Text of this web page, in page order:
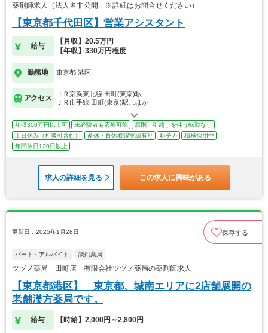
薬剤師求人（法人名非公開 ※詳細はお問合せください）
【東京都千代田区】営業アシスタント
給与
【月収】20.5万円
【年収】330万円程度
勤務地 東京都 港区
アクセス
ＪＲ京浜東北線 田町(東京)駅
ＪＲ山手線 田町(東京)駅…ほか
年収300万円以上可 未経験者も応募可能
原則、引越しを伴う転勤なし
土日休み（相談可含む）
産休・育休取得実績有り 駅チカ
積極採用中
年間休日120日以上
求人の詳細を見る この求人に興味がある
更新日：2025年1月28日 保存する
パート・アルバイト 調剤薬局
ツヅノ薬局 田町店 有限会社ツヅノ薬局の薬剤師求人
【東京都港区】 東京都、城南エリアに2店舗展開の
老舗漢方薬局です。
給与 【時給】2,000円～2,800円